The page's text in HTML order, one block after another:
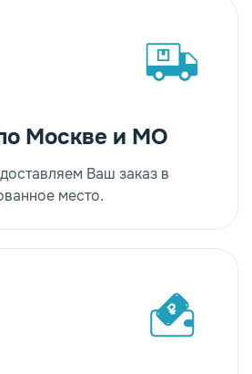
Москве и МО
Ваш заказ в
место.